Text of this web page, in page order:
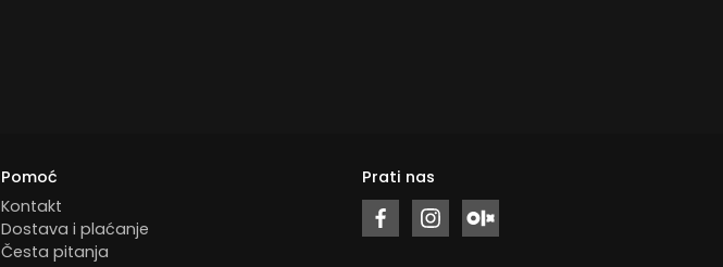
Pomoć
Kontakt
Dostava i plaćanje
Česta pitanja
Prati nas